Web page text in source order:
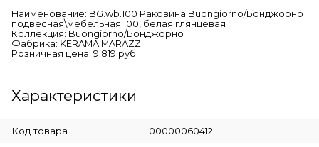
Наименование: BG.wb.100 Раковина Buongiorno/Бонджорно
подвесная\мебельная 100, белая глянцевая
Коллекция: Buongiorno/Бонджорно
Фабрика: KERAMA MARAZZI
Розничная цена: 9 819 руб.
Характеристики
Код товара 00000060412